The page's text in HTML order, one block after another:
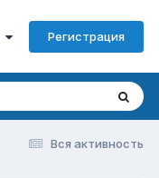
Регистрация
Вся активность